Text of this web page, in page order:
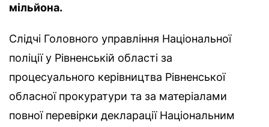
мільйона.
Слідчі Головного управління Національної
поліції у Рівненській області за
процесуального керівництва Рівненської
обласної прокуратури та за матеріалами
повної перевірки декларації Національним